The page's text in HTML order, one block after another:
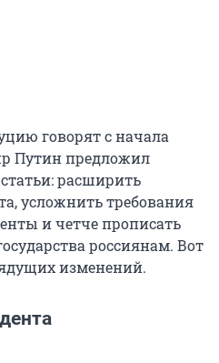
говорят с начала
Путин предложил
расширить
усложнить требования
и четче прописать
россиянам. Вот
изменений.